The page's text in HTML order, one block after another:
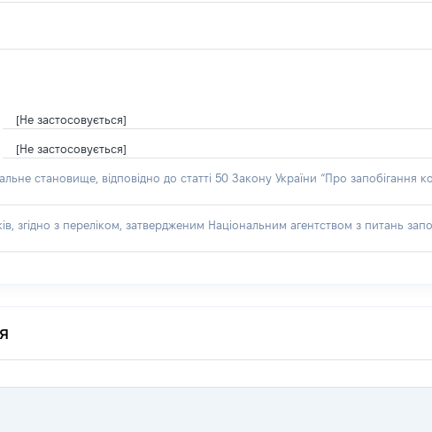
[Не застосовується]
[Не застосовується]
становище, відповідно до статті 50 Закону України “Про запобігання
з переліком, затвердженим Національним агентством з питань